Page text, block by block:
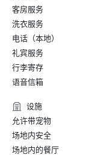
客房服务
洗衣服务
电话（本地）
礼宾服务
行李寄存
语音信箱
设施
允许带宠物
场地内安全
场地内的餐厅